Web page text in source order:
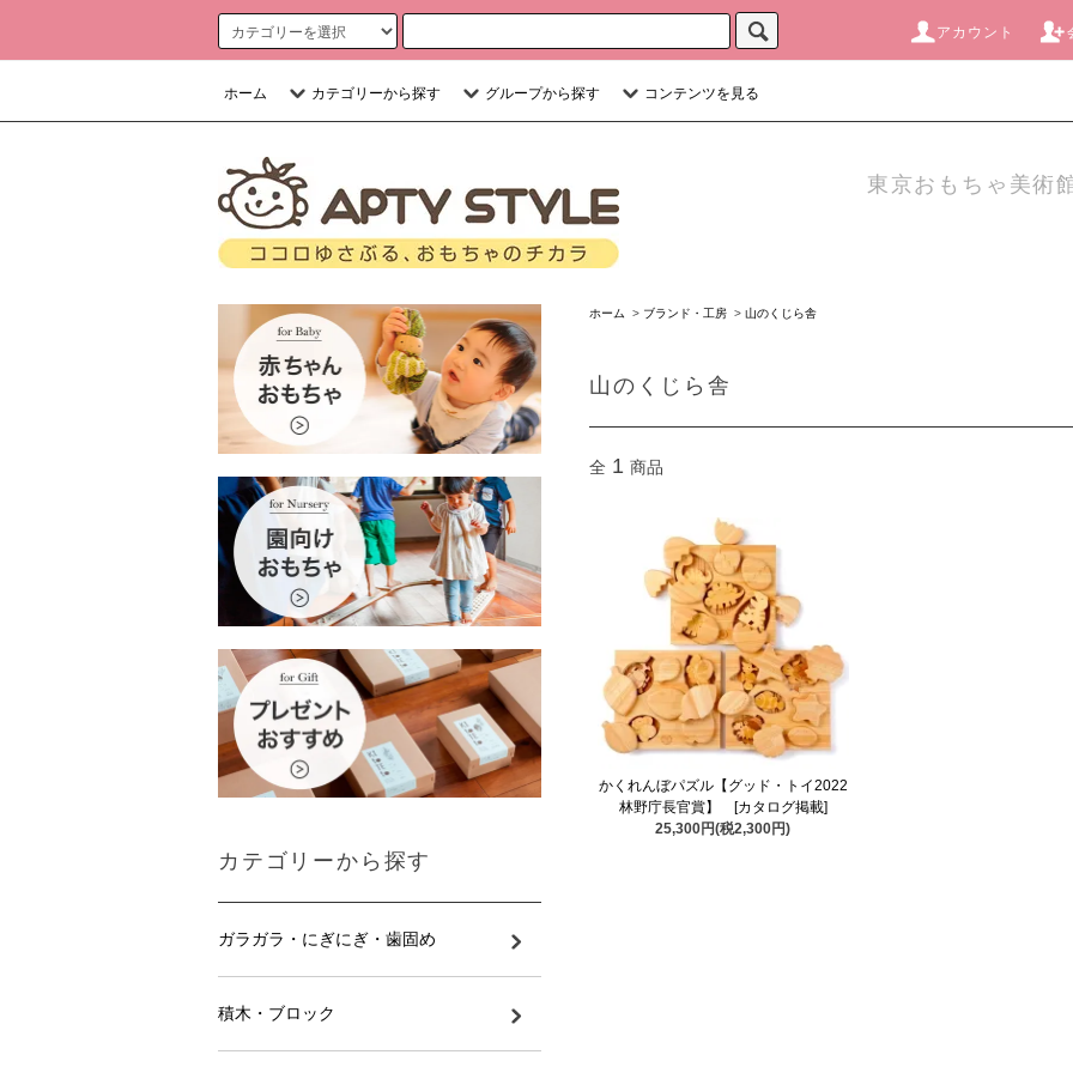
アカウント
ホーム カテゴリーから探す グループから探す コンテンツを見る
東京おもちゃ美術
ホーム > ブランド・工房 > 山のくじら舎
山のくじら舎
全 1 商品
かくれんぼパズル【グッド・トイ2022
林野庁長官賞】 [カタログ掲載]
25,300円(税2,300円)
カテゴリーから探す
ガラガラ・にぎにぎ・歯固め
積木・ブロック